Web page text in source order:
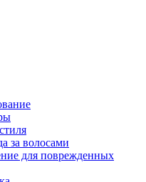
за волосами
для поврежденных